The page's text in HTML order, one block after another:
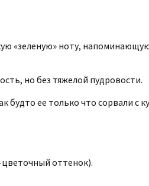
«зеленую» ноту,
но без тяжелой пудровости.
будто ее только что сорвали с
оттенок).